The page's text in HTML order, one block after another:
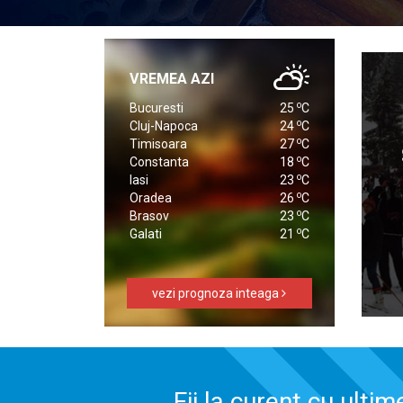
VREMEA AZI
Bucuresti 25 oC
Cluj-Napoca
24 oC
Timisoara
27oC
Constanta
18 oC
Iasi
23 oC
Oradea
26 oC
Brasov
23 oC
Galati
21 oC
vezi prognoza inteaga